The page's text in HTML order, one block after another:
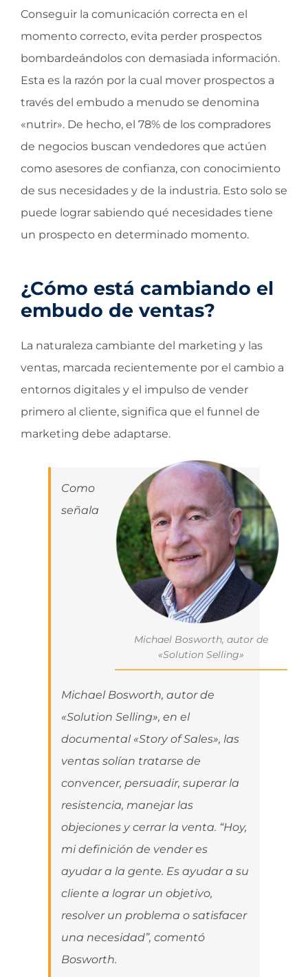
Conseguir la comunicación correcta en el
momento correcto, evita perder prospectos
bombardeándolos con demasiada información.
Esta es la razón por la cual mover prospectos a
través del embudo a menudo se denomina
«nutrir». De hecho, el 78% de los compradores
de negocios buscan vendedores que actúen
como asesores de confianza, con conocimiento
de sus necesidades y de la industria. Esto solo se
puede lograr sabiendo qué necesidades tiene
un prospecto en determinado momento.
¿Cómo está cambiando el
embudo de ventas?
La naturaleza cambiante del marketing y las
ventas, marcada recientemente por el cambio a
entornos digitales y el impulso de vender
primero al cliente, significa que el funnel de
marketing debe adaptarse.
Michael Bosworth, autor de
«Solution Selling»
Como
señala
Michael Bosworth, autor de
«Solution Selling», en el
documental «Story of Sales», las
ventas solían tratarse de
convencer, persuadir, superar la
resistencia, manejar las
objeciones y cerrar la venta. “Hoy,
mi definición de vender es
ayudar a la gente. Es ayudar a su
cliente a lograr un objetivo,
resolver un problema o satisfacer
una necesidad”, comentó
Bosworth.